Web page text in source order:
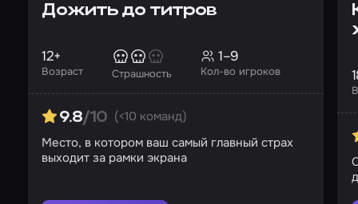
Дожить до титров
Возраст
12+
Страшность Кол-во игроков
1–9
9.8/10 (<10 команд)
Место, в котором ваш самый главный страх
выходит за рамки экрана